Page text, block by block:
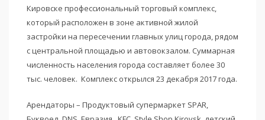
Кировске профессиональный торговый комплекс,
который расположен в зоне активной жилой
застройки на пересечении главных улиц города, рядом
с центральной площадью и автовокзалом. Суммарная
численность населения города составляет более 30
тыс. человек. Комплекс открылся 23 декабря 2017 года.
Арендаторы – Продуктовый супермаркет SPAR,